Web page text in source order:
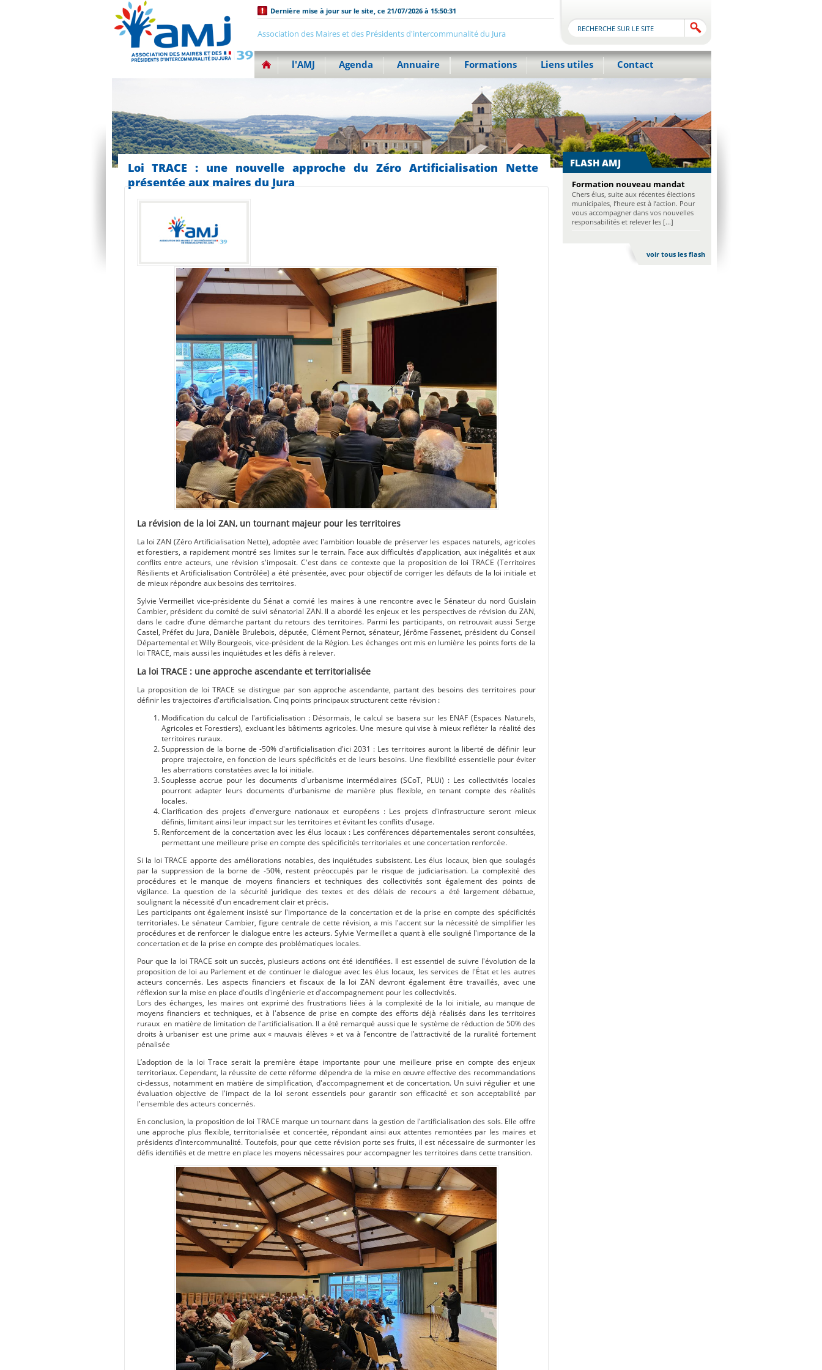
Dernière mise à jour sur le site, ce 21/07/2026 à 15:50:31
Association des Maires et des Présidents d'intercommunalité du Jura
l'AMJ Agenda Annuaire Formations Liens utiles Contact
Loi TRACE : une nouvelle approche du Zéro Artificialisation Nette
présentée aux maires du Jura
La révision de la loi ZAN, un tournant majeur pour les territoires
La loi ZAN (Zéro Artificialisation Nette), adoptée avec l'ambition louable de préserver les espaces naturels, agricoles
et forestiers, a rapidement montré ses limites sur le terrain. Face aux difficultés d'application, aux inégalités et aux
conflits entre acteurs, une révision s'imposait. C'est dans ce contexte que la proposition de loi TRACE (Territoires
Résilients et Artificialisation Contrôlée) a été présentée, avec pour objectif de corriger les défauts de la loi initiale et
de mieux répondre aux besoins des territoires.
Sylvie Vermeillet vice-présidente du Sénat a convié les maires à une rencontre avec le Sénateur du nord Guislain
Cambier, président du comité de suivi sénatorial ZAN. Il a abordé les enjeux et les perspectives de révision du ZAN,
dans le cadre d’une démarche partant du retours des territoires. Parmi les participants, on retrouvait aussi Serge
Castel, Préfet du Jura, Danièle Brulebois, députée, Clément Pernot, sénateur, Jérôme Fassenet, président du Conseil
Départemental et Willy Bourgeois, vice-président de la Région. Les échanges ont mis en lumière les points forts de la
loi TRACE, mais aussi les inquiétudes et les défis à relever.
La loi TRACE : une approche ascendante et territorialisée
La proposition de loi TRACE se distingue par son approche ascendante, partant des besoins des territoires pour
définir les trajectoires d'artificialisation. Cinq points principaux structurent cette révision :
Modification du calcul de l'artificialisation : Désormais, le calcul se basera sur les ENAF (Espaces Naturels,
Agricoles et Forestiers), excluant les bâtiments agricoles. Une mesure qui vise à mieux refléter la réalité des
territoires ruraux.
Suppression de la borne de -50% d'artificialisation d'ici 2031 : Les territoires auront la liberté de définir leur
propre trajectoire, en fonction de leurs spécificités et de leurs besoins. Une flexibilité essentielle pour éviter
les aberrations constatées avec la loi initiale.
Souplesse accrue pour les documents d'urbanisme intermédiaires (SCoT, PLUi) : Les collectivités locales
pourront adapter leurs documents d'urbanisme de manière plus flexible, en tenant compte des réalités
locales.
Clarification des projets d'envergure nationaux et européens : Les projets d'infrastructure seront mieux
définis, limitant ainsi leur impact sur les territoires et évitant les conflits d'usage.
Renforcement de la concertation avec les élus locaux : Les conférences départementales seront consultées,
permettant une meilleure prise en compte des spécificités territoriales et une concertation renforcée.
Si la loi TRACE apporte des améliorations notables, des inquiétudes subsistent. Les élus locaux, bien que soulagés
par la suppression de la borne de -50%, restent préoccupés par le risque de judiciarisation. La complexité des
procédures et le manque de moyens financiers et techniques des collectivités sont également des points de
vigilance. La question de la sécurité juridique des textes et des délais de recours a été largement débattue,
soulignant la nécessité d'un encadrement clair et précis.
Les participants ont également insisté sur l'importance de la concertation et de la prise en compte des spécificités
territoriales. Le sénateur Cambier, figure centrale de cette révision, a mis l'accent sur la nécessité de simplifier les
procédures et de renforcer le dialogue entre les acteurs. Sylvie Vermeillet a quant à elle souligné l'importance de la
concertation et de la prise en compte des problématiques locales.
Pour que la loi TRACE soit un succès, plusieurs actions ont été identifiées. Il est essentiel de suivre l'évolution de la
proposition de loi au Parlement et de continuer le dialogue avec les élus locaux, les services de l'État et les autres
acteurs concernés. Les aspects financiers et fiscaux de la loi ZAN devront également être travaillés, avec une
réflexion sur la mise en place d'outils d'ingénierie et d'accompagnement pour les collectivités.
Lors des échanges, les maires ont exprimé des frustrations liées à la complexité de la loi initiale, au manque de
moyens financiers et techniques, et à l'absence de prise en compte des efforts déjà réalisés dans les territoires
ruraux en matière de limitation de l'artificialisation. Il a été remarqué aussi que le système de réduction de 50% des
droits à urbaniser est une prime aux « mauvais élèves » et va à l’encontre de l’attractivité de la ruralité fortement
pénalisée
L’adoption de la loi Trace serait la première étape importante pour une meilleure prise en compte des enjeux
territoriaux. Cependant, la réussite de cette réforme dépendra de la mise en œuvre effective des recommandations
ci-dessus, notamment en matière de simplification, d'accompagnement et de concertation. Un suivi régulier et une
évaluation objective de l'impact de la loi seront essentiels pour garantir son efficacité et son acceptabilité par
l'ensemble des acteurs concernés.
En conclusion, la proposition de loi TRACE marque un tournant dans la gestion de l'artificialisation des sols. Elle offre
une approche plus flexible, territorialisée et concertée, répondant ainsi aux attentes remontées par les maires et
présidents d’intercommunalité. Toutefois, pour que cette révision porte ses fruits, il est nécessaire de surmonter les
défis identifiés et de mettre en place les moyens nécessaires pour accompagner les territoires dans cette transition.
FLASH AMJ
Formation nouveau mandat
Chers élus, suite aux récentes élections
municipales, l’heure est à l’action. Pour
vous accompagner dans vos nouvelles
responsabilités et relever les [...]
voir tous les flash